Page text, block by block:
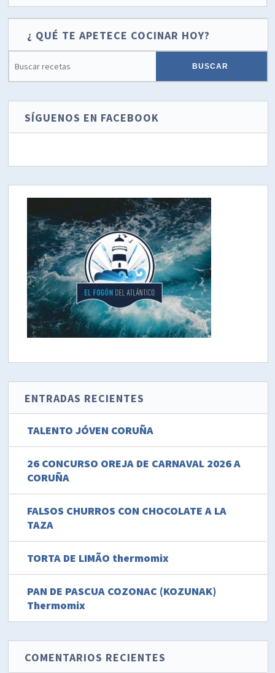
¿ QUÉ TE APETECE COCINAR HOY?
SÍGUENOS EN FACEBOOK
ENTRADAS RECIENTES
TALENTO JÓVEN CORUÑA
26 CONCURSO OREJA DE CARNAVAL 2026 A
CORUÑA
FALSOS CHURROS CON CHOCOLATE A LA
TAZA
TORTA DE LIMÃO thermomix
PAN DE PASCUA COZONAC (KOZUNAK)
Thermomix
COMENTARIOS RECIENTES